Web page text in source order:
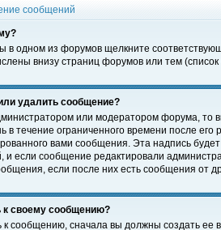
сообщений
в одном из форумов щелкните
внизу страниц форумов или тем (список
удалить сообщение?
или модератором форума, то
в течение ограниченного времени после
вами сообщения. Эта надпись
и если сообщение редактировали
если после них есть сообщения от
к своему сообщению?
к сообщению, сначала вы должны создать ее